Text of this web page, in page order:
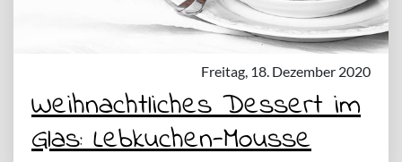
Freitag, 18. Dezember 2020
Weihnachtliches Dessert im
Glas: Lebkuchen-Mousse